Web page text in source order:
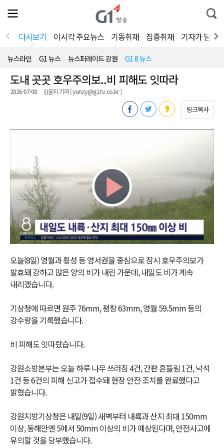
전
체
뉴
열
통
합
색
다시보기 이시각 주요뉴스 기동취재 집중취재 기자가 달려
뉴스라인 G1 뉴스 뉴스퍼레이드 강원 G1 8 뉴스
도내 곳곳 호우주의보..비 피해도 잇따라
2026-07-08 김윤지 기자 [ yunzy@g1tv.co.kr ]
링크복사
Play
Video
오늘(8일) 영월과 횡성 등 영서권을 중심으로 잠시 호우주의보가
발효돼 강하고 많은 양의 비가 내린 가운데, 내일도 비가 계속
내리겠습니다.
기상청에 따르면 원주 76mm, 평창 63mm, 영월 59.5mm 등의
강수량을 기록했습니다.
비 피해도 잇따랐습니다.
강원소방본부는 오늘 하루 나무 쓰러짐 4건, 간판 흔들림 1건, 낙석
1건 등 6건의 피해 신고가 접수돼 현장 안전 조치를 완료했다고
밝혔습니다.
강원지방기상청은 내일(9일) 새벽부터 내륙과 산지 최대 150mm
이상, 동해안엔 5에서 50mm 이상의 비가 예상된다며, 안전사고에
유의할 것을 당부했습니다.